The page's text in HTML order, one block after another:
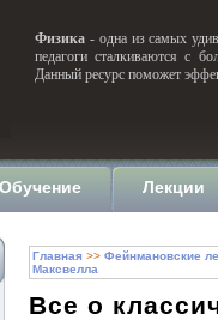
Физика - одна из самых
педагоги сталкиваются с
Данный ресурс поможет
Обучение Лекции
Главная >> Фейнмановские
Максвелла
Все о